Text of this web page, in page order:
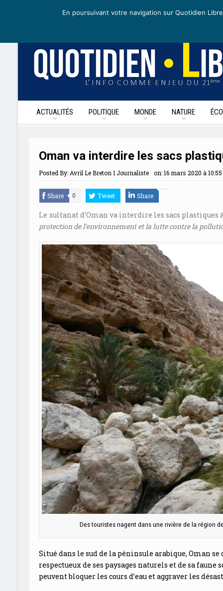
mercredi 6 mai 2020 I Édition de la journéeRecevoir nos
ACTUALITÉS POLITIQUE MONDE NATURE
Oman va interdire les sacs
Posted By: Avril Le Breton I Journaliste on:16 mars 2020 à 10:55
Share 0 Tweet Share
Le sultanat d’Oman va interdire les sacs plastiques
protection de l’environnement et la lutte contre la
Des touristes nagent dans une rivière de la région
Situé dans le sud de la péninsule arabique, Oman
respectueux de ses paysages naturels et de sa
peuvent bloquer les cours d’eau et aggraver les
En poursuivant votre navigation sur Quotidien